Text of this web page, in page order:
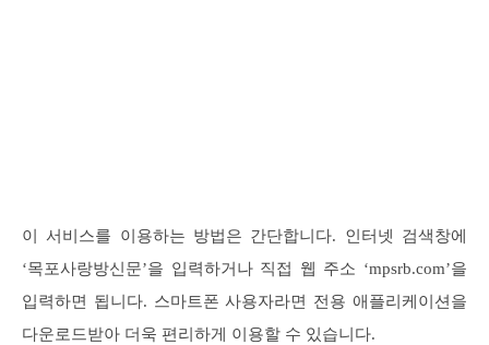
이 서비스를 이용하는 방법은 간단합니다. 인터넷 검색창에
‘목포사랑방신문’을 입력하거나 직접 웹 주소 ‘mpsrb.com’을
입력하면 됩니다. 스마트폰 사용자라면 전용 애플리케이션을
다운로드받아 더욱 편리하게 이용할 수 있습니다.